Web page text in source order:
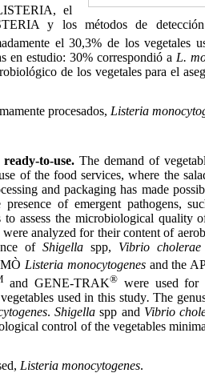
el
y los métodos de detección
el 30,3% de los vegetales
en estudio: 30% correspondió a L.
de los vegetales para el
procesados, Listeria
to-use. The demand of
of the food services, where the
and packaging has made
of emergent pathogens,
assess the microbiological quality
analyzed for their content of
ofShigella spp, Vibrio
Listeria monocytogenesand the
and GENE-TRAK® were used for
used in this study.The
.Shigella spp and Vibrio
control of the vegetables
Listeria monocytogenes.